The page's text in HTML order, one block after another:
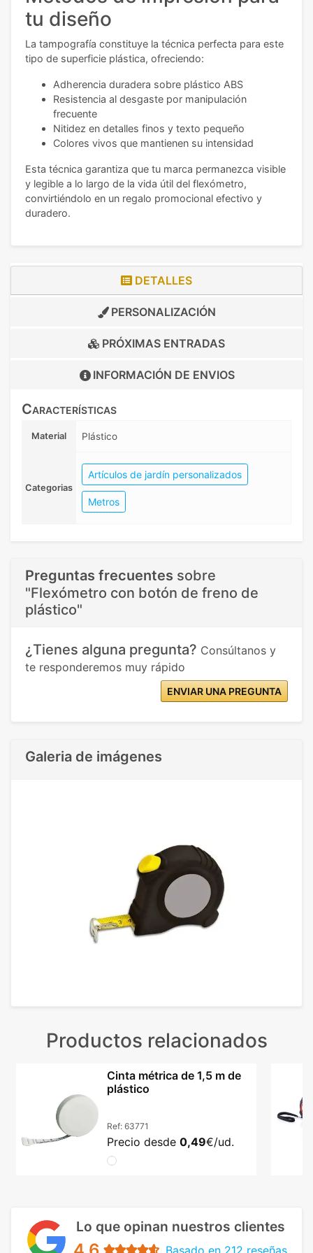
tu diseño
La tampografía constituye la técnica perfecta para este
tipo de superficie plástica, ofreciendo:
Adherencia duradera sobre plástico ABS
Resistencia al desgaste por manipulación
frecuente
Nitidez en detalles finos y texto pequeño
Colores vivos que mantienen su intensidad
Esta técnica garantiza que tu marca permanezca visible
y legible a lo largo de la vida útil del flexómetro,
convirtiéndolo en un regalo promocional efectivo y
duradero.
DETALLES
PERSONALIZACIÓN
PRÓXIMAS ENTRADAS
INFORMACIÓN DE ENVIOS
Características
Material Plástico
Categorias
Artículos de jardín personalizados
Metros
Preguntas frecuentes sobre
"Flexómetro con botón de freno de
plástico"
¿Tienes alguna pregunta? Consúltanos y
te responderemos muy rápido
ENVIAR UNA PREGUNTA
Galeria de imágenes
Productos relacionados
Cinta métrica de 1,5 m de
plástico
Ref: 63771
Precio desde 0,49€/ud.
Lo que opinan nuestros clientes
Basado en 212 reseñas